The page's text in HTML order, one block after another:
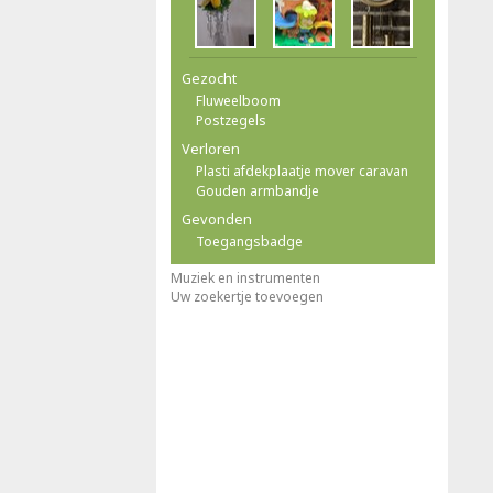
Gezocht
Fluweelboom
Postzegels
Verloren
Plasti afdekplaatje mover caravan
Gouden armbandje
Gevonden
Toegangsbadge
Muziek en instrumenten
Uw zoekertje toevoegen